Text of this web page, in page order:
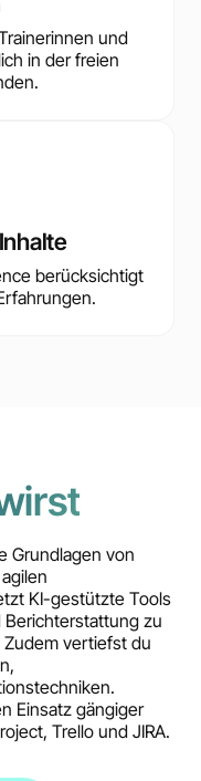
und
in der freien
berücksichtigt
Grundlagen von
KI-gestützte Tools
Berichterstattung zu
vertiefst du
Einsatz gängiger
Trello und JIRA.